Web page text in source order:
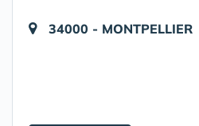
34000 - MONTPELLIER